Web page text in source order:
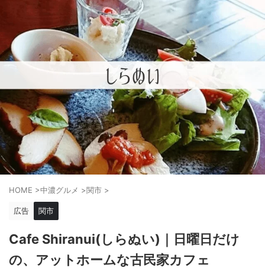
HOME >中濃グルメ >関市 >
広告 関市
Cafe Shiranui(しらぬい)｜日曜日だけ
の、アットホームな古民家カフェ